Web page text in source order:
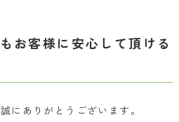
お客様に安心して頂ける
にありがとうございます。